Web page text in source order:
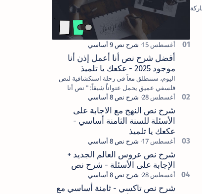
أفضل شرح نص أنا أعمل إذن أنا
موجود 2025 - عكعك يا تلميذ
اليوم، سننطلق معاً في رحلة استكشافية لنص
فلسفي عميق يحمل عنواناً شيقاً: " نص أنا
أعمل إذن أنا موجود ". هذا النص يدعونا إلى
التفكير في علاقة…
شرح نص النهج مع الاجابة على
الأسئلة للسنة الثامنة أساسي -
عكعك يا تلميذ
شرح نص عروس العالم الجديد +
الإجابة على الأسئلة - شرح نص
شرح نص تاكسي - ثامنة أساسي مع